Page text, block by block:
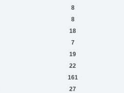
8
8
18
7
19
22
161
27